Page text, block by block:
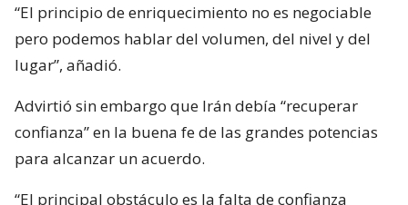
“El principio de enriquecimiento no es negociable
pero podemos hablar del volumen, del nivel y del
lugar”, añadió.
Advirtió sin embargo que Irán debía “recuperar
confianza” en la buena fe de las grandes potencias
para alcanzar un acuerdo.
“El principal obstáculo es la falta de confianza